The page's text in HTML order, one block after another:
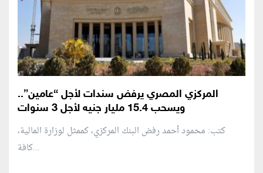
المركزي المصري يرفض سندات لأجل “عامين”..
ويسحب 15.4 مليار جنيه لأجل 3 سنوات
كتب: محمود أحمد رفض البنك المركزي، كممثل لوزارة المالية،
كافة...